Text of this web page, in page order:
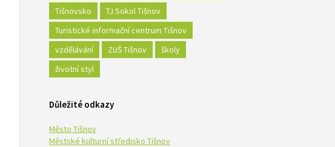
Tišnovsko
TJ Sokol Tišnov
Turistické informační centrum Tišnov
vzdělávání
ZUŠ Tišnov
školy
životní styl
Důležité odkazy
Město Tišnov
Městské kulturní středisko Tišnov